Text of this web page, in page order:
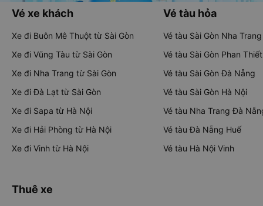
Vé xe khách
Xe đi Buôn Mê Thuột từ Sài Gòn
Xe đi Vũng Tàu từ Sài Gòn
Xe đi Nha Trang từ Sài Gòn
Xe đi Đà Lạt từ Sài Gòn
Xe đi Sapa từ Hà Nội
Xe đi Hải Phòng từ Hà Nội
Xe đi Vinh từ Hà Nội
Vé tàu hỏa
Vé tàu Sài Gòn Nha Trang
Vé tàu Sài Gòn Phan Thiết
Vé tàu Sài Gòn Đà Nẵng
Vé tàu Sài Gòn Hà Nội
Vé tàu Nha Trang Đà
Vé tàu Đà Nẵng Huế
Vé tàu Hà Nội Vinh
Thuê xe